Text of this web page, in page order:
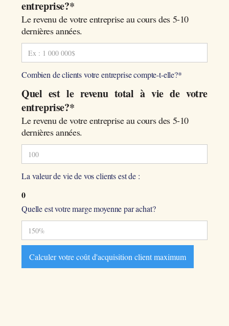
entreprise?*
Le revenu de votre entreprise au cours des 5-10
dernières années.
Combien de clients votre entreprise compte-t-elle?*
Quel est le revenu total à vie de votre
entreprise?*
Le revenu de votre entreprise au cours des 5-10
dernières années.
La valeur de vie de vos clients est de :
0
Quelle est votre marge moyenne par achat?